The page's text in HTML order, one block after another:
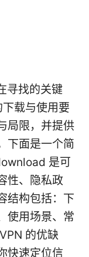
寻找的关键
载与使用要
局限，并提供
下面是一个简
是可
性、隐私政
结构包括：下
使用场景、常
的优缺
快速定位信